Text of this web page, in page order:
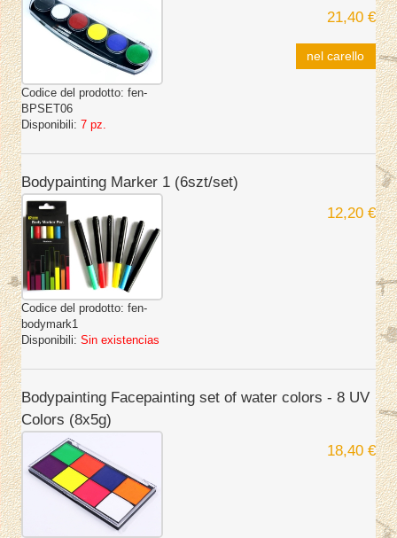
Codice del prodotto: fen-
BPSET06
Disponibili: 7 pz.
21,40 €
nel carello
Bodypainting Marker 1 (6szt/set)
Codice del prodotto: fen-
bodymark1
Disponibili: Sin existencias
12,20 €
Bodypainting Facepainting set of water colors - 8 UV
Colors (8x5g)
18,40 €